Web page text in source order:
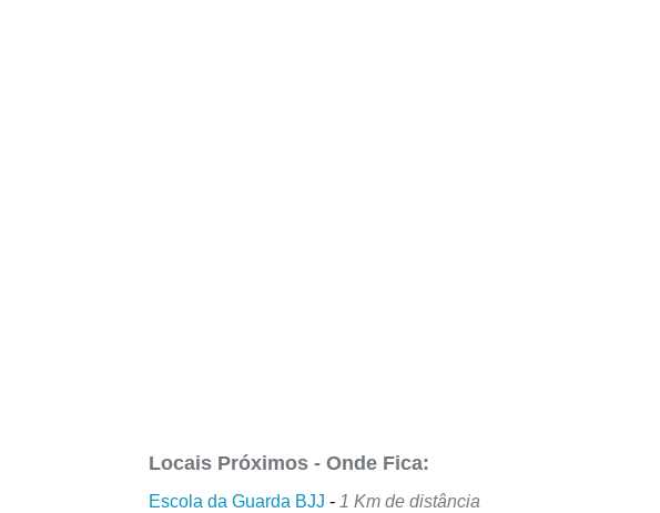
Locais Próximos - Onde Fica:
Escola da Guarda BJJ - 1 Km de distância